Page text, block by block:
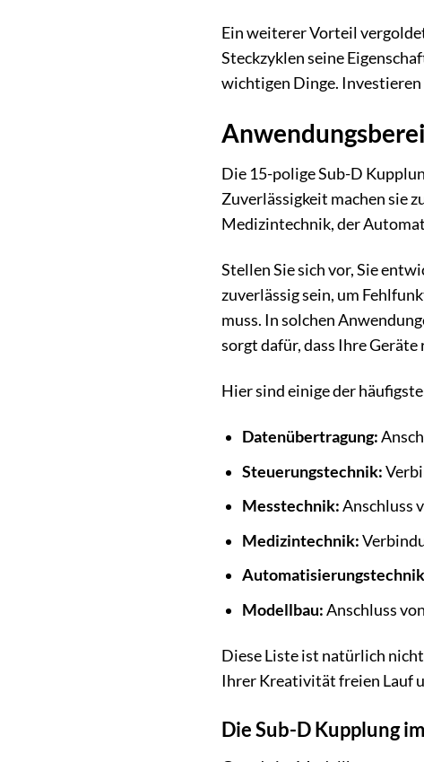
Ein weiterer Vorteil
Steckzyklen seine
wichtigen Dinge.
Die 15-polige Sub-D
Zuverlässigkeit machen sie
Medizintechnik, der
Stellen Sie sich vor, Sie
zuverlässig sein, um
muss. In solchen
sorgt dafür, dass Ihre
Hier sind einige der
Datenübertragung:
Steuerungstechnik:
Messtechnik:Anschluss
Medizintechnik:
Modellbau:Anschluss
Diese Liste ist natürlich
Ihrer Kreativität freien Lauf
Die Sub-D Kupplung